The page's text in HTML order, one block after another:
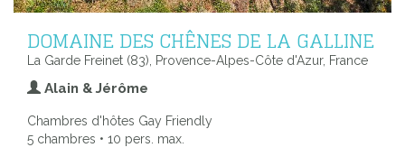
DOMAINE DES CHÊNES DE LA GALLINE
La Garde Freinet (83), Provence-Alpes-Côte d'Azur, France
Alain & Jérôme
Chambres d'hôtes Gay Friendly
5 chambres • 10 pers. max.